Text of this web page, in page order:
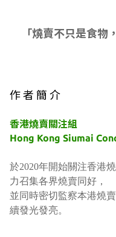
「燒賣不只是食物
作 者 簡 介
香港燒賣關注組
Hong Kong Siumai
於2020年開始關注香港燒
力召集各界燒賣同好，
並同時密切監察本港燒
續發光發亮。